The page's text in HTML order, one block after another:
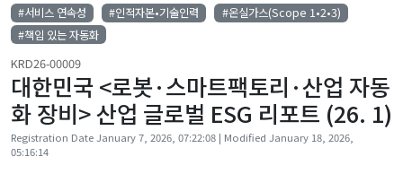
#서비스 연속성
#인적자본•기술인력
#온실가스(Scope 1•2•3)
#책임 있는 자동화
KRD26-00009
대한민국 <로봇·스마트팩토리·산업 자동
화 장비> 산업 글로벌 ESG 리포트 (26. 1)
Registration Date January 7, 2026, 07:22:08 | Modified January 18, 2026,
05:16:14